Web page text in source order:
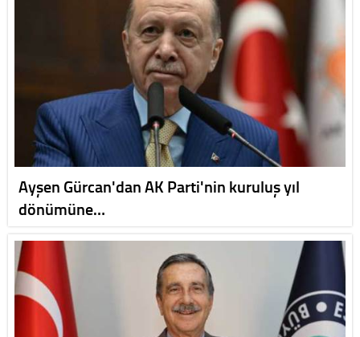
Ayşen Gürcan'dan AK Parti'nin kuruluş yıl
dönümüne…